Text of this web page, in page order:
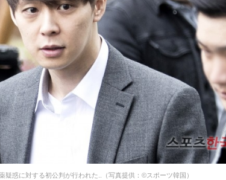
疑惑に対する初公判が行われた..（写真提供：©スポーツ韓国）